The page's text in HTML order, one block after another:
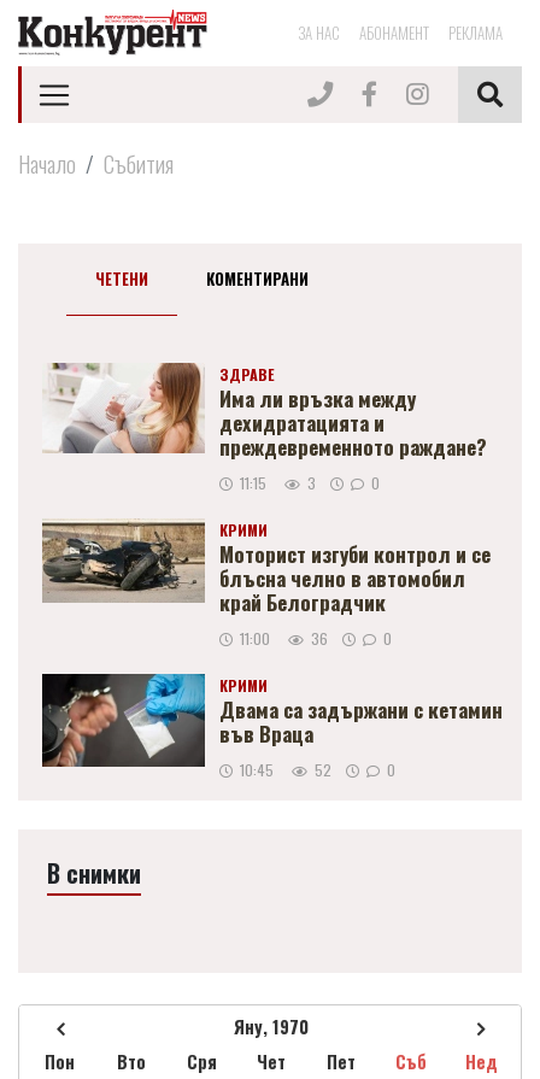
ЗА НАС АБОНАМЕНТ РЕКЛАМА
Начало Събития
ЧЕТЕНИ КОМЕНТИРАНИ
ЗДРАВЕ
Има ли връзка между
дехидратацията и
преждевременното раждане?
11:15 3 0
КРИМИ
Моторист изгуби контрол и се
блъсна челно в автомобил
край Белоградчик
11:00 36 0
КРИМИ
Двама са задържани с кетамин
във Враца
10:45 52 0
В снимки
Яну, 1970
Пон
Вто Сря Чет Пет Съб
Нед